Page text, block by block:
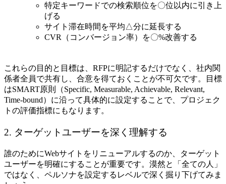
特定キーワードでの検索順位を〇位以内に引き上
げる
サイト滞在時間を平均△分に延長する
CVR（コンバージョン率）を〇%改善する
これらの目的と目標は、RFPに明記するだけでなく、社内関
係者全員で共有し、合意を得ておくことが不可欠です。目標
はSMART原則（Specific, Measurable, Achievable, Relevant,
Time-bound）に沿って具体的に設定することで、プロジェク
トの評価指標にもなります。
2. ターゲットユーザーを深く理解する
誰のためにWebサイトをリニューアルするのか、ターゲット
ユーザーを明確にすることが重要です。漠然と「全ての人」
ではなく、ペルソナを設定するレベルで深く掘り下げてみま